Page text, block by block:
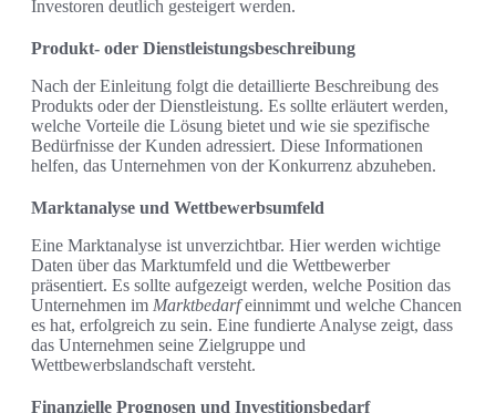
Investoren deutlich gesteigert werden.
Produkt- oder Dienstleistungsbeschreibung
Nach der Einleitung folgt die detaillierte Beschreibung des
Produkts oder der Dienstleistung. Es sollte erläutert werden,
welche Vorteile die Lösung bietet und wie sie spezifische
Bedürfnisse der Kunden adressiert. Diese Informationen
helfen, das Unternehmen von der Konkurrenz abzuheben.
Marktanalyse und Wettbewerbsumfeld
Eine Marktanalyse ist unverzichtbar. Hier werden wichtige
Daten über das Marktumfeld und die Wettbewerber
präsentiert. Es sollte aufgezeigt werden, welche Position das
Unternehmen im Marktbedarfeinnimmt und welche Chancen
es hat, erfolgreich zu sein. Eine fundierte Analyse zeigt, dass
das Unternehmen seine Zielgruppe und
Wettbewerbslandschaft versteht.
Finanzielle Prognosen und Investitionsbedarf